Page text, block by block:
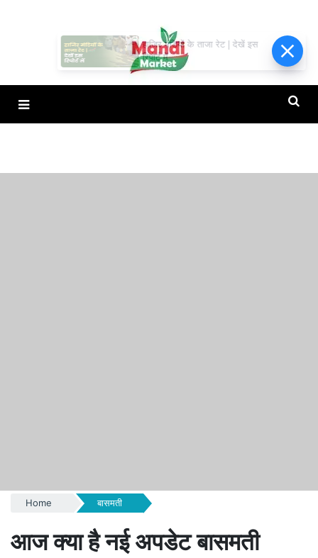
Home बासमती
आज क्या है नई अपडेट बासमती
हाजिर मंडियों के ताजा रेट | देखें इस
रिपोर्ट में